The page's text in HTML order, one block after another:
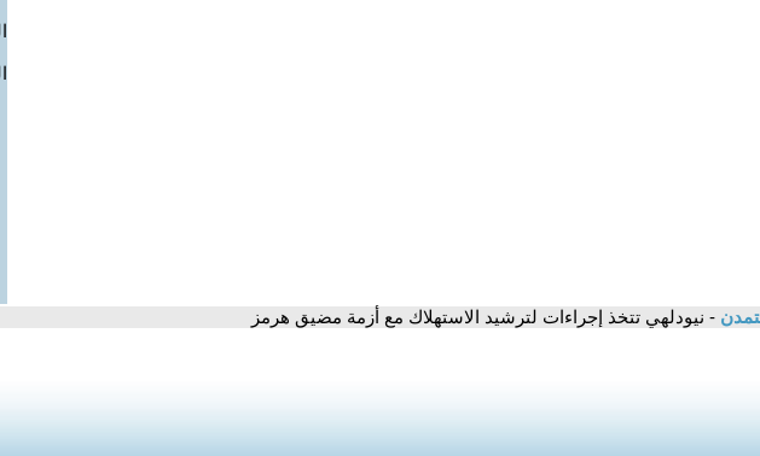
- نيودلهي تتخذ إجراءات لترشيد الاستهلاك مع أزمة مضيق هرمز